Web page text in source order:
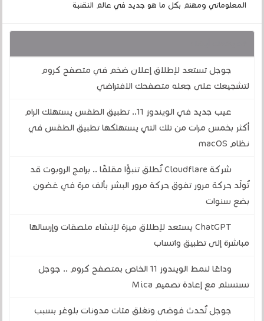
المعلوماتي ومهتم بكل ما هو جديد في عالم التقنية
جوجل تستعد لإطلاق إعلان ضخم في متصفح كروم
لتشجيعك على جعله متصفحك الافتراضي
عيب جديد في الويندوز 11.. تطبيق الطقس يستهلك الرام
أكثر بخمس مرات من تلك التي يستهلكها تطبيق الطقس في
نظام macOS
شركة Cloudflare تُطلق تنبؤًا مقلقًا .. برامج الروبوت قد
تُولّد حركة مرور تفوق حركة مرور البشر بألف مرة في غضون
بضع سنوات
ChatGPT يستعد لإطلاق ميزة لإنشاء ملصقات وإرسالها
مباشرة إلى تطبيق واتساب
وداعًا لنمط الويندوز 11 الخاص بمتصفح كروم .. جوجل
تستسلم مع إعادة تصميم Mica
جوجل تُحدث فوضى وتغلق مئات مدونات بلوغر بسبب